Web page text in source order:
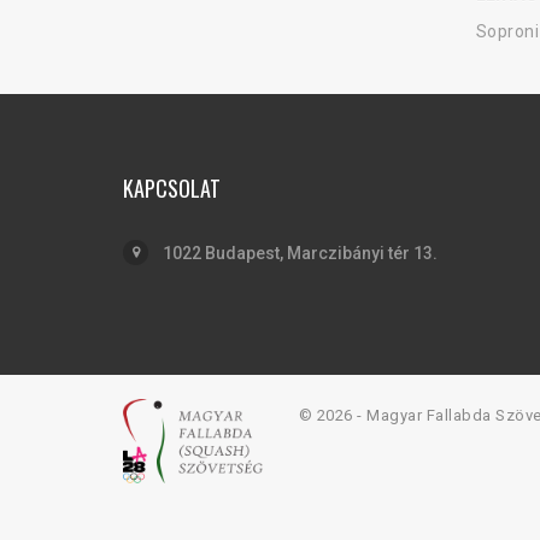
KAPCSOLAT
1022 Budapest, Marczibányi tér 13.
© 2026 - Magyar Fallabda